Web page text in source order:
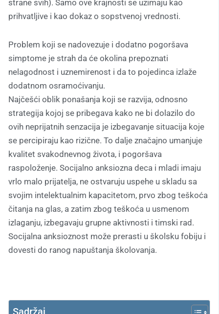
strane svih). Samo ove krajnosti se uzimaju kao
prihvatljive i kao dokaz o sopstvenoj vrednosti.
Problem koji se nadovezuje i dodatno pogoršava
simptome je strah da će okolina prepoznati
nelagodnost i uznemirenost i da to pojedinca izlaže
dodatnom osramoćivanju.
Najčešći oblik ponašanja koji se razvija, odnosno
strategija kojoj se pribegava kako ne bi dolazilo do
ovih neprijatnih senzacija je izbegavanje situacija koje
se percipiraju kao rizične. To dalje značajno umanjuje
kvalitet svakodnevnog života, i pogoršava
raspoloženje. Socijalno anksiozna deca i mladi imaju
vrlo malo prijatelja, ne ostvaruju uspehe u skladu sa
svojim intelektualnim kapacitetom, prvo zbog teškoća
čitanja na glas, a zatim zbog teškoća u usmenom
izlaganju, izbegavaju grupne aktivnosti i timski rad.
Socijalna anksioznost može prerasti u školsku fobiju i
dovesti do ranog napuštanja školovanja.
Sadržaj